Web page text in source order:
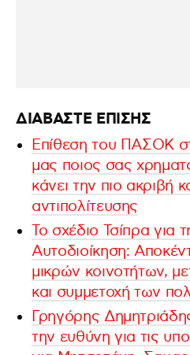
ΔΙΑΒΑΣΤΕ ΕΠΙΣΗΣ
Eπίθεση του ΠΑΣΟΚ
μας ποιος σας
κάνει την πιο ακριβή
αντιπολίτευσης
Το σχέδιο Τσίπρα για
Αυτοδιοίκηση:
μικρών κοινοτήτων,
και συμμετοχή των
Γρηγόρης
την ευθύνη για τις